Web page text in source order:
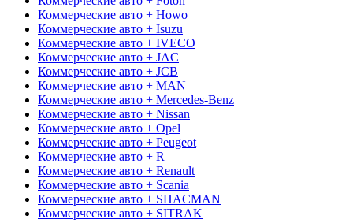
Коммерческие авто + Howo
Коммерческие авто + Isuzu
Коммерческие авто + IVECO
Коммерческие авто + JAC
Коммерческие авто + JCB
Коммерческие авто + MAN
Коммерческие авто + Mercedes-Benz
Коммерческие авто + Nissan
Коммерческие авто + Opel
Коммерческие авто + Peugeot
Коммерческие авто + R
Коммерческие авто + Renault
Коммерческие авто + Scania
Коммерческие авто + SHACMAN
Коммерческие авто + SITRAK